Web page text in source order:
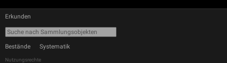
Erkunden
Bestände Systematik
Nutzungsrechte